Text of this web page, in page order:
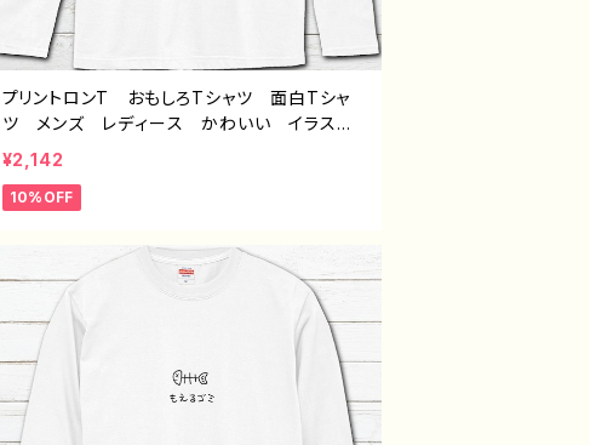
プリントロンT おもしろTシャツ 面白Tシャ
ツ メンズ レディース かわいい イラス
ト パンダ 動物 ゆるかわ おすすめ 個性
的 面白い ユニーク ゆるい ネタ系 人
気 イラストレーター 絵師 クリエイター
ザイン グッズ 悪いことを言うパンダ タイト
ル：たいやき悪パンダ 作：こさつね G-6
¥2,142
10%OFF